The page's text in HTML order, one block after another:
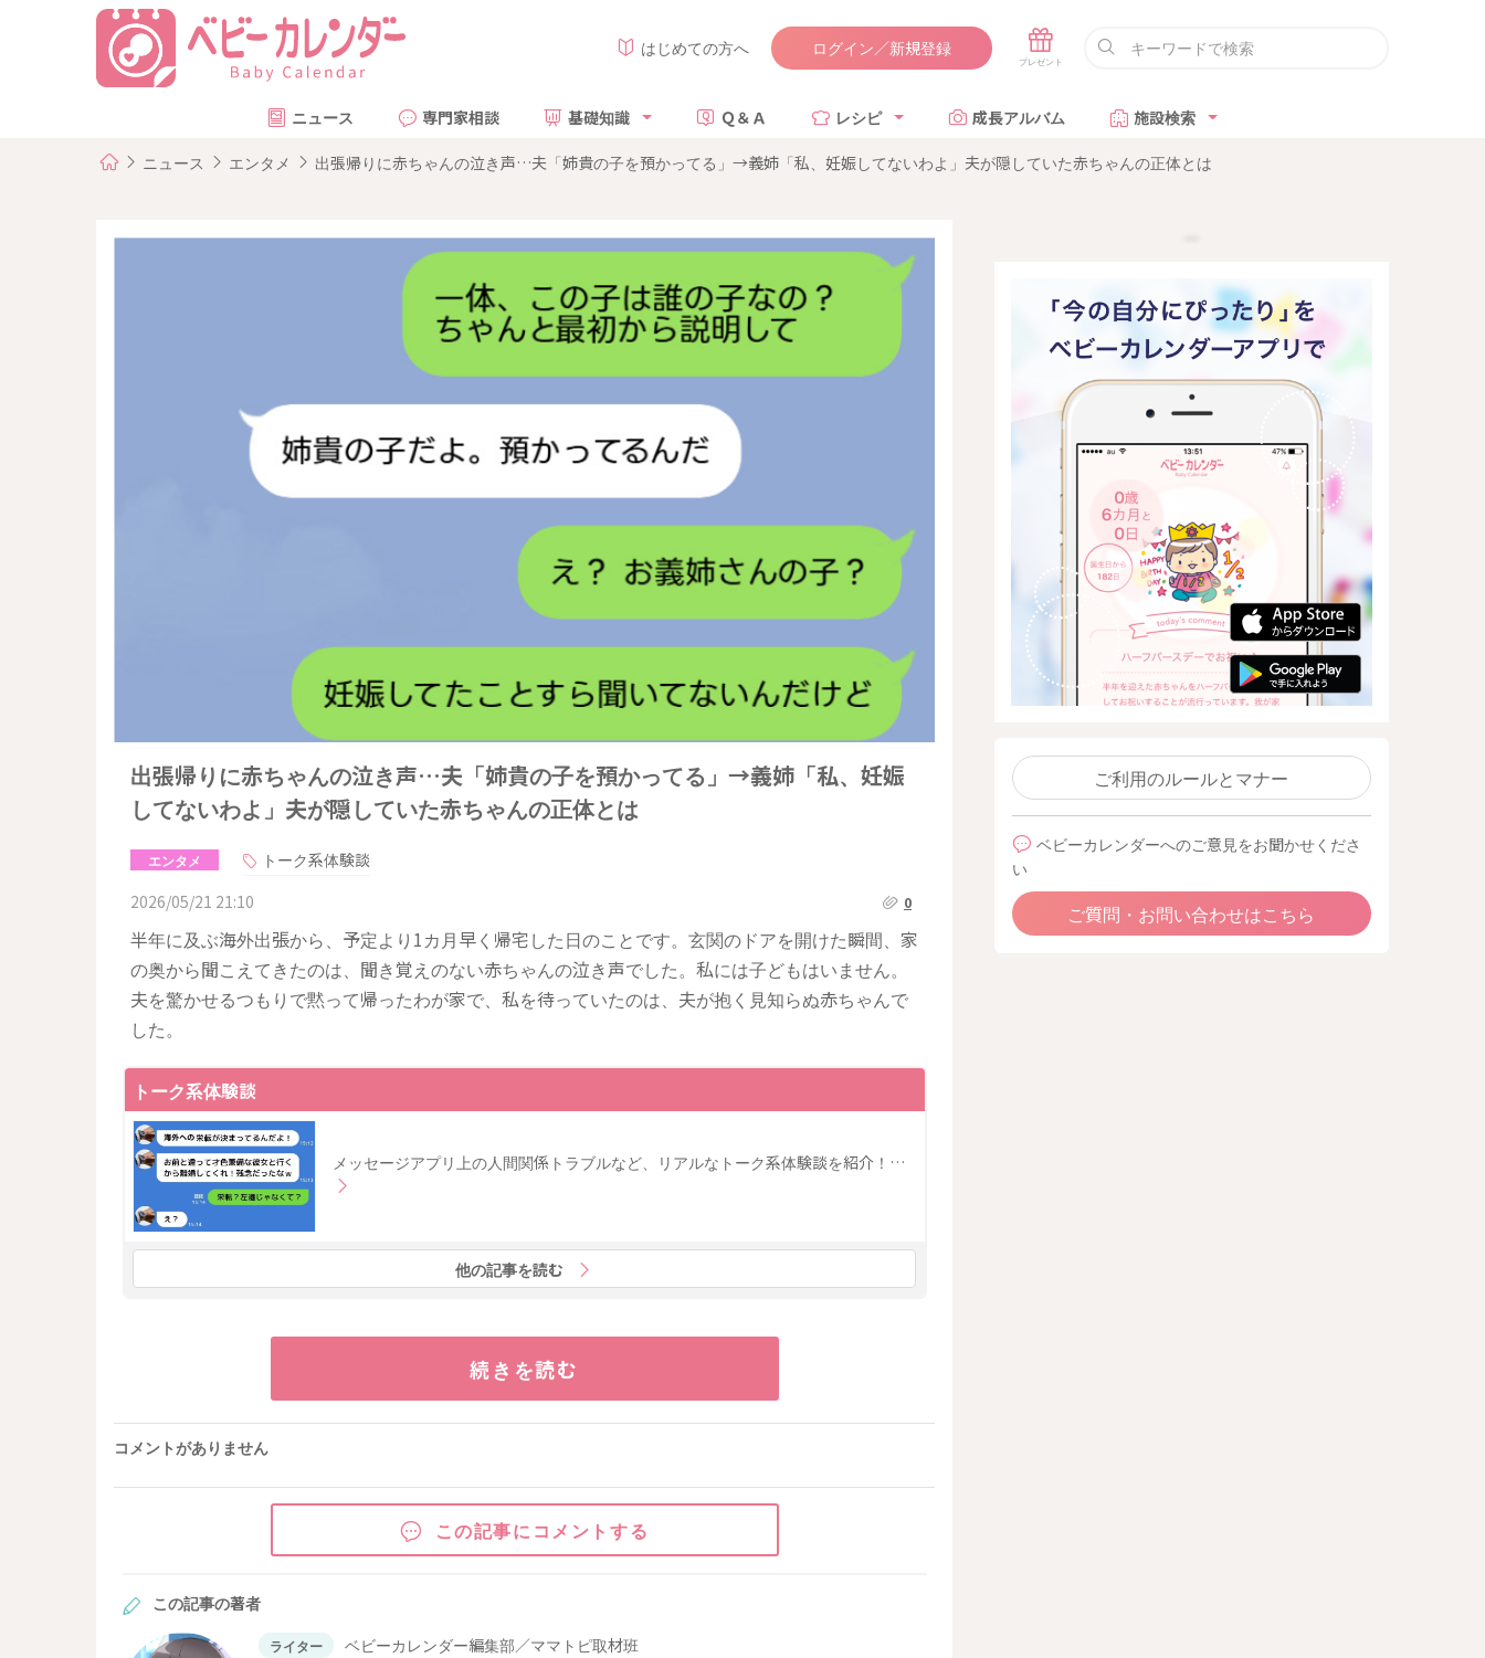
はじめての方へ ログイン／新規登録
ニュース 専門家相談 基礎知識 Ｑ＆Ａ レシピ 成長アルバム 施設検索
ニュース エンタメ 出張帰りに赤ちゃんの泣き声…夫「姉貴の子を預かってる」→義姉「私、妊娠してないわよ」夫が隠していた赤ちゃんの正体とは
出張帰りに赤ちゃんの泣き声…夫「姉貴の子を預かってる」→義姉「私、妊娠
してないわよ」夫が隠していた赤ちゃんの正体とは
エンタメ
トーク系体験談
2026/05/21 21:10
0
半年に及ぶ海外出張から、予定より1カ月早く帰宅した日のことです。玄関のドアを開けた瞬間、家
の奥から聞こえてきたのは、聞き覚えのない赤ちゃんの泣き声でした。私には子どもはいません。
夫を驚かせるつもりで黙って帰ったわが家で、私を待っていたのは、夫が抱く見知らぬ赤ちゃんで
した。
トーク系体験談
メッセージアプリ上の人間関係トラブルなど、リアルなトーク系体験談を紹介！…
他の記事を読む
続きを読む
コメントがありません
この記事にコメントする
この記事の著者
ライター ベビーカレンダー編集部／ママトピ取材班
ご利用のルールとマナー
ベビーカレンダーへのご意見をお聞かせくださ
い
ご質問・お問い合わせはこちら